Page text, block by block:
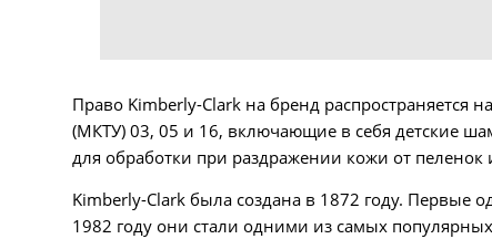
Право Kimberly-Clark на бренд распространяется
(МКТУ) 03, 05 и 16, включающие в себя детские
для обработки при раздражении кожи от пеленок
Kimberly-Clark была создана в 1872 году. Первые
1982 году они стали одними из самых